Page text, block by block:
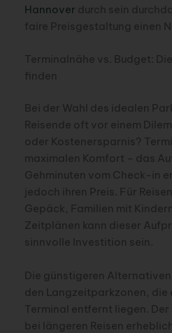
Hannover durch sein
faire Preisgestaltung einen
Terminalnähe vs. Budget:
finden
Bei der Wahl des idealen
Reisende oft vor einem
oder Kostenersparnis?
maximalen Komfort – das
Gehminuten vom Check-in
jedoch ihren Preis. Für
Gepäck, Familien mit
Zeitplänen kann dieser
sinnvolle Investition sein.
Die günstigeren
den Langzeitparkzonen,
Terminal entfernt liegen.
bei längeren Reisen